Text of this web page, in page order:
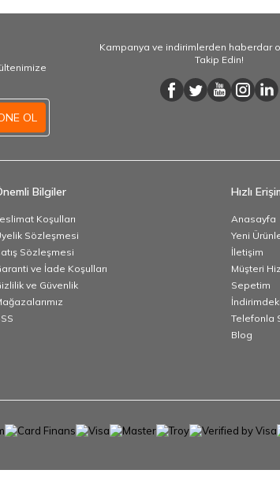
OL
Kampanya ve indirimlerden haberdar
Takip Edin!
Bilgiler
Koşulları
Sözleşmesi
Sözleşmesi
ve İade Koşulları
ve Güvenlik
Hızlı
Anasayfa
Yeni
İletişim
Müşteri
Sepetim
Telefonla
Blog